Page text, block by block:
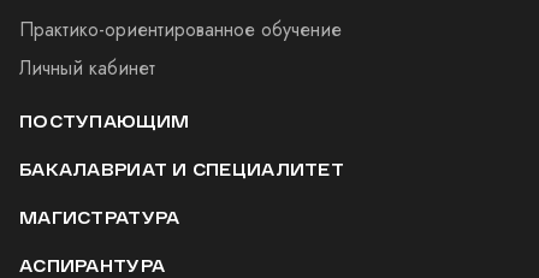
Практико-ориентированное обучение
Личный кабинет
ПОСТУПАЮЩИМ
БАКАЛАВРИАТ И СПЕЦИАЛИТЕТ
МАГИСТРАТУРА
АСПИРАНТУРА